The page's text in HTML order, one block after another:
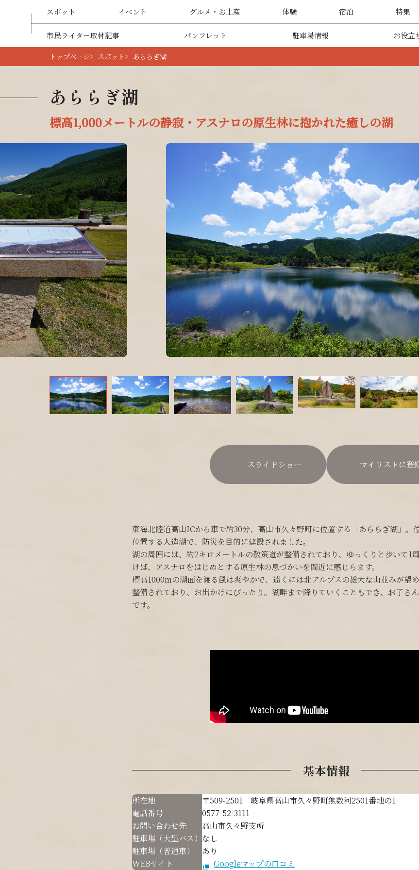
スポット イベント グルメ・お土産 体験 宿泊 特集
市民ライター取材記事 パンフレット 駐車場情報 お役立
トップページ スポット あららぎ湖
あららぎ湖
標高1,000メートルの静寂・アスナロの原生林に抱かれた癒しの湖
東海北陸道高山ICから車で約30分、高山市久々野町に位置する「あららぎ湖」。
位置する人造湖で、防災を目的に建設されました。
湖の周囲には、約2キロメートルの散策道が整備されており、ゆっくりと歩いて1
けば、アスナロをはじめとする原生林の息づかいを間近に感じらます。
標高1000mの湖面を渡る風は爽やかで、遠くには北アルプスの雄大な山並みが望
整備されており、お出かけにぴったり。湖畔まで降りていくこともでき、お子さ
です。
スライドショー マイリストに登
基本情報
所在地
〒509-2501 岐阜県高山市久々野町無数河2501番地の1
電話番号
0577-52-3111
お問い合わせ先
高山市久々野支所
駐車場（大型バス） なし
駐車場（普通車）
あり
WEBサイト
Googleマップの口コミ